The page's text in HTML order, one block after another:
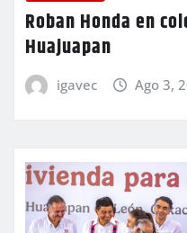
Roban Honda en
Huajuapan
igavec Ago 3,